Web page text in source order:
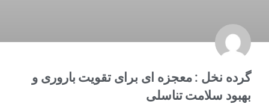
گرده نخل : معجزه ای برای تقویت باروری و
بهبود سلامت تناسلی